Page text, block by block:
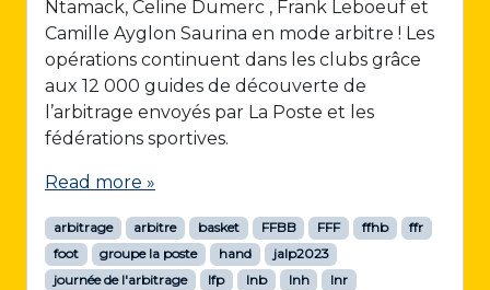
Ntamack, Celine Dumerc , Frank Leboeuf et
Camille Ayglon Saurina en mode arbitre ! Les
opérations continuent dans les clubs grâce
aux 12 000 guides de découverte de
l’arbitrage envoyés par La Poste et les
fédérations sportives.
Read more »
arbitrage arbitre basket FFBB FFF ffhb
ffr
foot
groupe la poste hand
jalp2023
journée de l'arbitrage
lfp lnb lnh
lnr